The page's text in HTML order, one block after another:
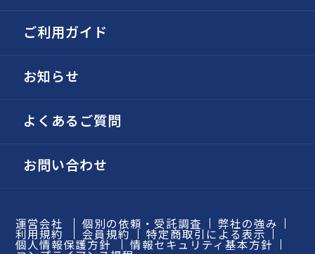
ご利用ガイド
お知らせ
よくあるご質問
お問い合わせ
運営会社 個別の依頼・受託調査 弊社の強み
利用規約 会員規約 特定商取引による表示
個人情報保護方針 情報セキュリティ基本方針